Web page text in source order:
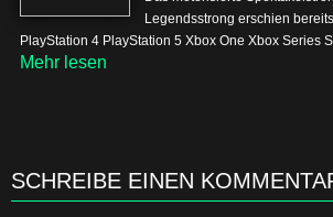
Legendsstrong erschien
PlayStation 4 PlayStation 5 Xbox One Xbox Series
Mehr lesen
SCHREIBE EINEN